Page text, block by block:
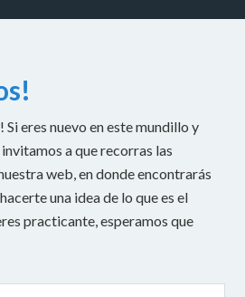
eres nuevo en este mundillo y
a que recorras las
web, en donde encontrarás
una idea de lo que es el
practicante, esperamos que